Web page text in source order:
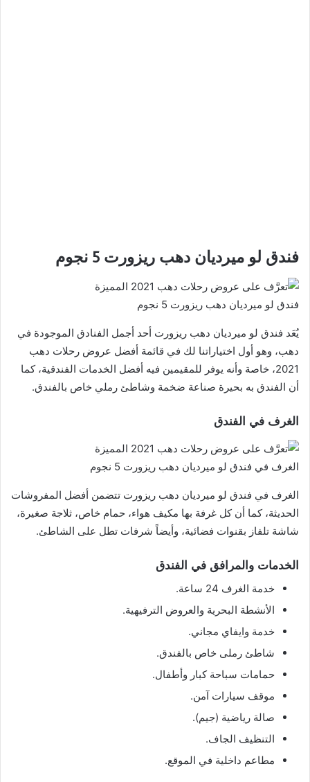
فندق لو ميرديان دهب ريزورت 5 نجوم
فندق لو ميرديان دهب ريزورت 5 نجوم
يُعَد فندق لو ميرديان دهب ريزورت أحد أجمل الفنادق الموجودة في
دهب، وهو أول اختياراتنا لك في قائمة أفضل عروض رحلات دهب
2021، خاصة وأنه يوفر للمقيمين فيه أفضل الخدمات الفندقية، كما
أن الفندق به بحيرة صناعة ضخمة وشاطئ رملي خاص بالفندق.
الغرف في الفندق
الغرف في فندق لو ميرديان دهب ريزورت 5 نجوم
الغرف في فندق لو ميرديان دهب ريزورت تتضمن أفضل المفروشات
الحديثة، كما أن كل غرفة بها مكيف هواء، حمام خاص، ثلاجة صغيرة،
شاشة تلفاز بقنوات فضائية، وأيضاً شرفات تطل على الشاطئ.
الخدمات والمرافق في الفندق
خدمة الغرف 24 ساعة.
الأنشطة البحرية والعروض الترفيهية.
خدمة وايفاي مجاني.
شاطئ رملى خاص بالفندق.
حمامات سباحة كبار وأطفال.
موقف سيارات آمن.
صالة رياضية (جيم).
التنظيف الجاف.
مطاعم داخلية في الموقع.